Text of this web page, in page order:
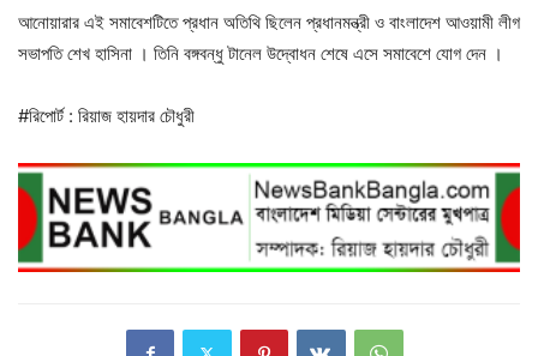
আনোয়ারার এই সমাবেশটিতে প্রধান অতিথি ছিলেন প্রধানমন্ত্রী ও বাংলাদেশ আওয়ামী লীগ
সভাপতি শেখ হাসিনা । তিনি বঙ্গবন্ধু টানেল উদ্বোধন শেষে এসে সমাবেশে যোগ দেন ।‌
#রিপোর্ট : রিয়াজ হায়দার চৌধুরী